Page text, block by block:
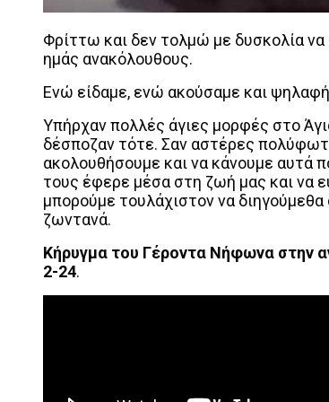
Φρίττω και δεν τολμώ με δυσκολία να
ημάς ανακόλουθους.
Ενώ είδαμε, ενώ ακούσαμε και
Υπήρχαν πολλές άγιες μορφές στο
δέσποζαν τότε. Σαν αστέρες
ακολουθήσουμε και να κάνουμε αυτά
τους έφερε μέσα στη ζωή μας και να
μπορούμε τουλάχιστον να
ζωντανά.
Κήρυγμα του Γέροντα Νήφωνα στην
2-24.